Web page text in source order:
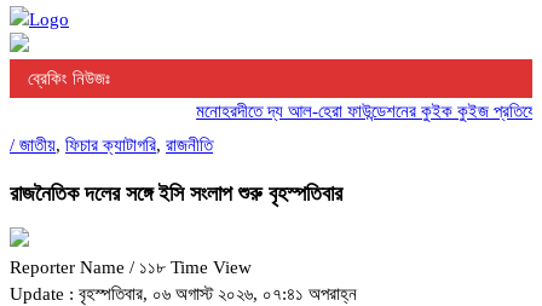
ব্রেকিং নিউজঃ
মনোহরদীতে দ্য আল-হেরা ফাউন্ডেশনের কুইক কুইজ
/ জাতীয়, ফিচার ক্যাটাগরি, রাজনীতি
রাজনৈতিক দলের সঙ্গে ইসি সংলাপ শুরু বৃহস্পতিবার
Reporter Name / ১১৮ Time View
Update : বৃহস্পতিবার, ০৬ অগাস্ট ২০২৬, ০৭:৪১ অপরাহ্ন